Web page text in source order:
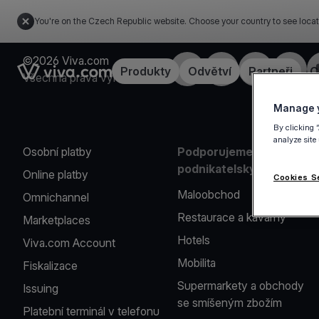
You're on the Czech Republic website. Choose your country to see
Link to the homepageProdukty Odvětví Partneři
©2026 Viva.com
Všechna práva vyhrazena
Facebook
X LinkedIn
Osobní platby
Online platby
Omnichannel
Marketplaces
Viva.com Account
Fiskalizace
Issuing
Platební terminál v telefonu
Podporujeme řadu
podnikatelských oborů
Maloobchod
Restaurace a kavárny
Hotels
Mobilita
Supermarkety a obchody
se smíšeným zbožím
Manage
By clicking
analyze
Cookies